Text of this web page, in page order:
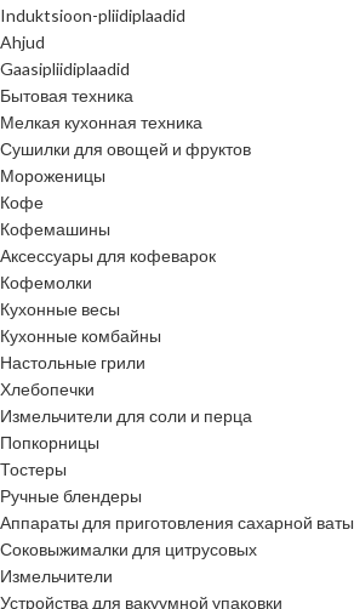
Induktsioon-pliidiplaadid
Ahjud
Gaasipliidiplaadid
Бытовая техника
Мелкая кухонная техника
Сушилки для овощей и фруктов
Мороженицы
Кофе
Кофемашины
Аксессуары для кофеварок
Кофемолки
Кухонные весы
Кухонные комбайны
Настольные грили
Хлебопечки
Измельчители для соли и перца
Попкорницы
Тостеры
Ручные блендеры
Аппараты для приготовления сахарной ваты
Соковыжималки для цитрусовых
Измельчители
Устройства для вакуумной упаковки